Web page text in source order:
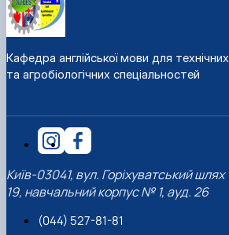
Кафедра англійської мови для технічних
та агробіологічних спеціальностей
Київ-03041, вул. Горіхуватський шлях
19, навчальний корпус № 1, ауд. 26
(044) 527-81-81